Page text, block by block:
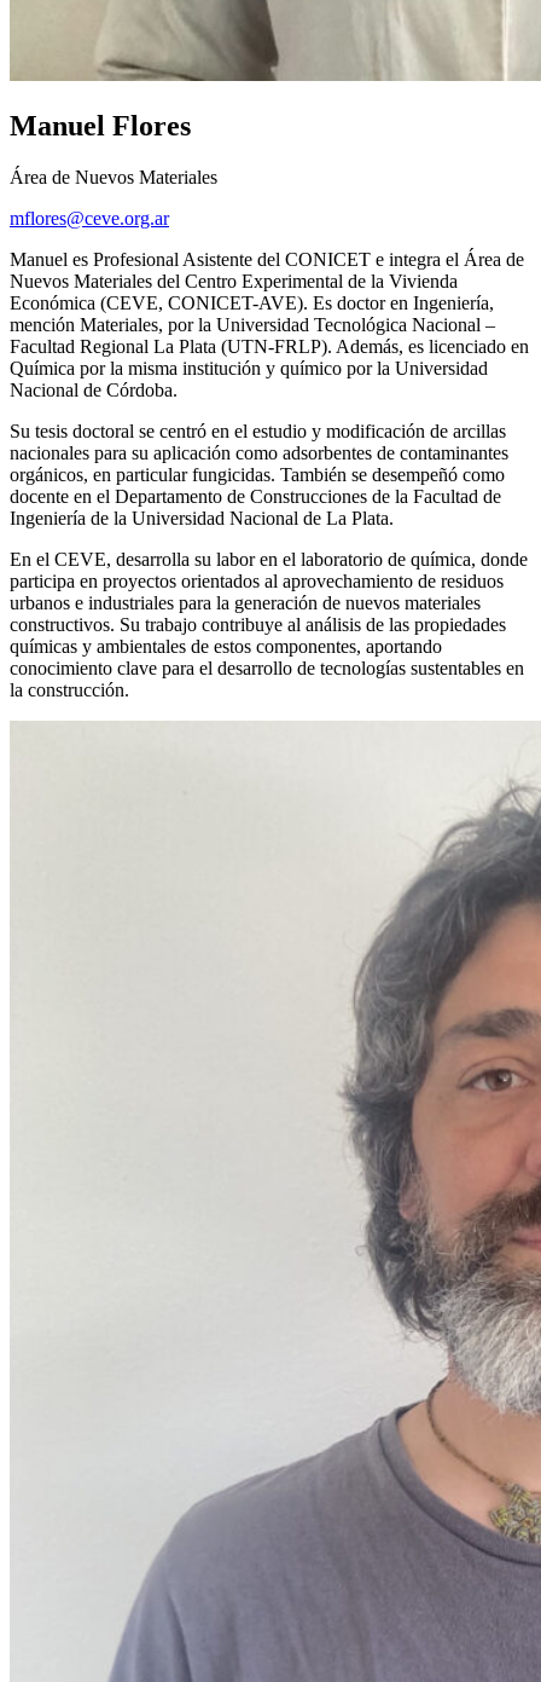
Manuel Flores
Área de Nuevos Materiales
mflores@ceve.org.ar
Manuel es Profesional Asistente del CONICET e integra el Área de
Nuevos Materiales del Centro Experimental de la Vivienda
Económica (CEVE, CONICET-AVE). Es doctor en Ingeniería,
mención Materiales, por la Universidad Tecnológica Nacional –
Facultad Regional La Plata (UTN-FRLP). Además, es licenciado en
Química por la misma institución y químico por la Universidad
Nacional de Córdoba.
Su tesis doctoral se centró en el estudio y modificación de arcillas
nacionales para su aplicación como adsorbentes de contaminantes
orgánicos, en particular fungicidas. También se desempeñó como
docente en el Departamento de Construcciones de la Facultad de
Ingeniería de la Universidad Nacional de La Plata.
En el CEVE, desarrolla su labor en el laboratorio de química, donde
participa en proyectos orientados al aprovechamiento de residuos
urbanos e industriales para la generación de nuevos materiales
constructivos. Su trabajo contribuye al análisis de las propiedades
químicas y ambientales de estos componentes, aportando
conocimiento clave para el desarrollo de tecnologías sustentables en
la construcción.